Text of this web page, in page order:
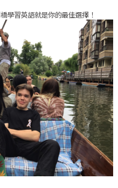
學習英語就是你的最佳選擇！